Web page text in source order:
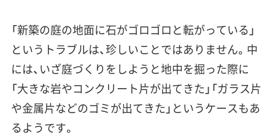
「新築の庭の地面に石がゴロゴロと転がっている 」
というトラブルは、珍しいことではありません。中
には、いざ庭づくりをしようと地中を掘った際に
「大きな岩やコンクリート片が出てきた」「ガラス片
や金属片などのゴミが出てきた」というケースもあ
るようです。